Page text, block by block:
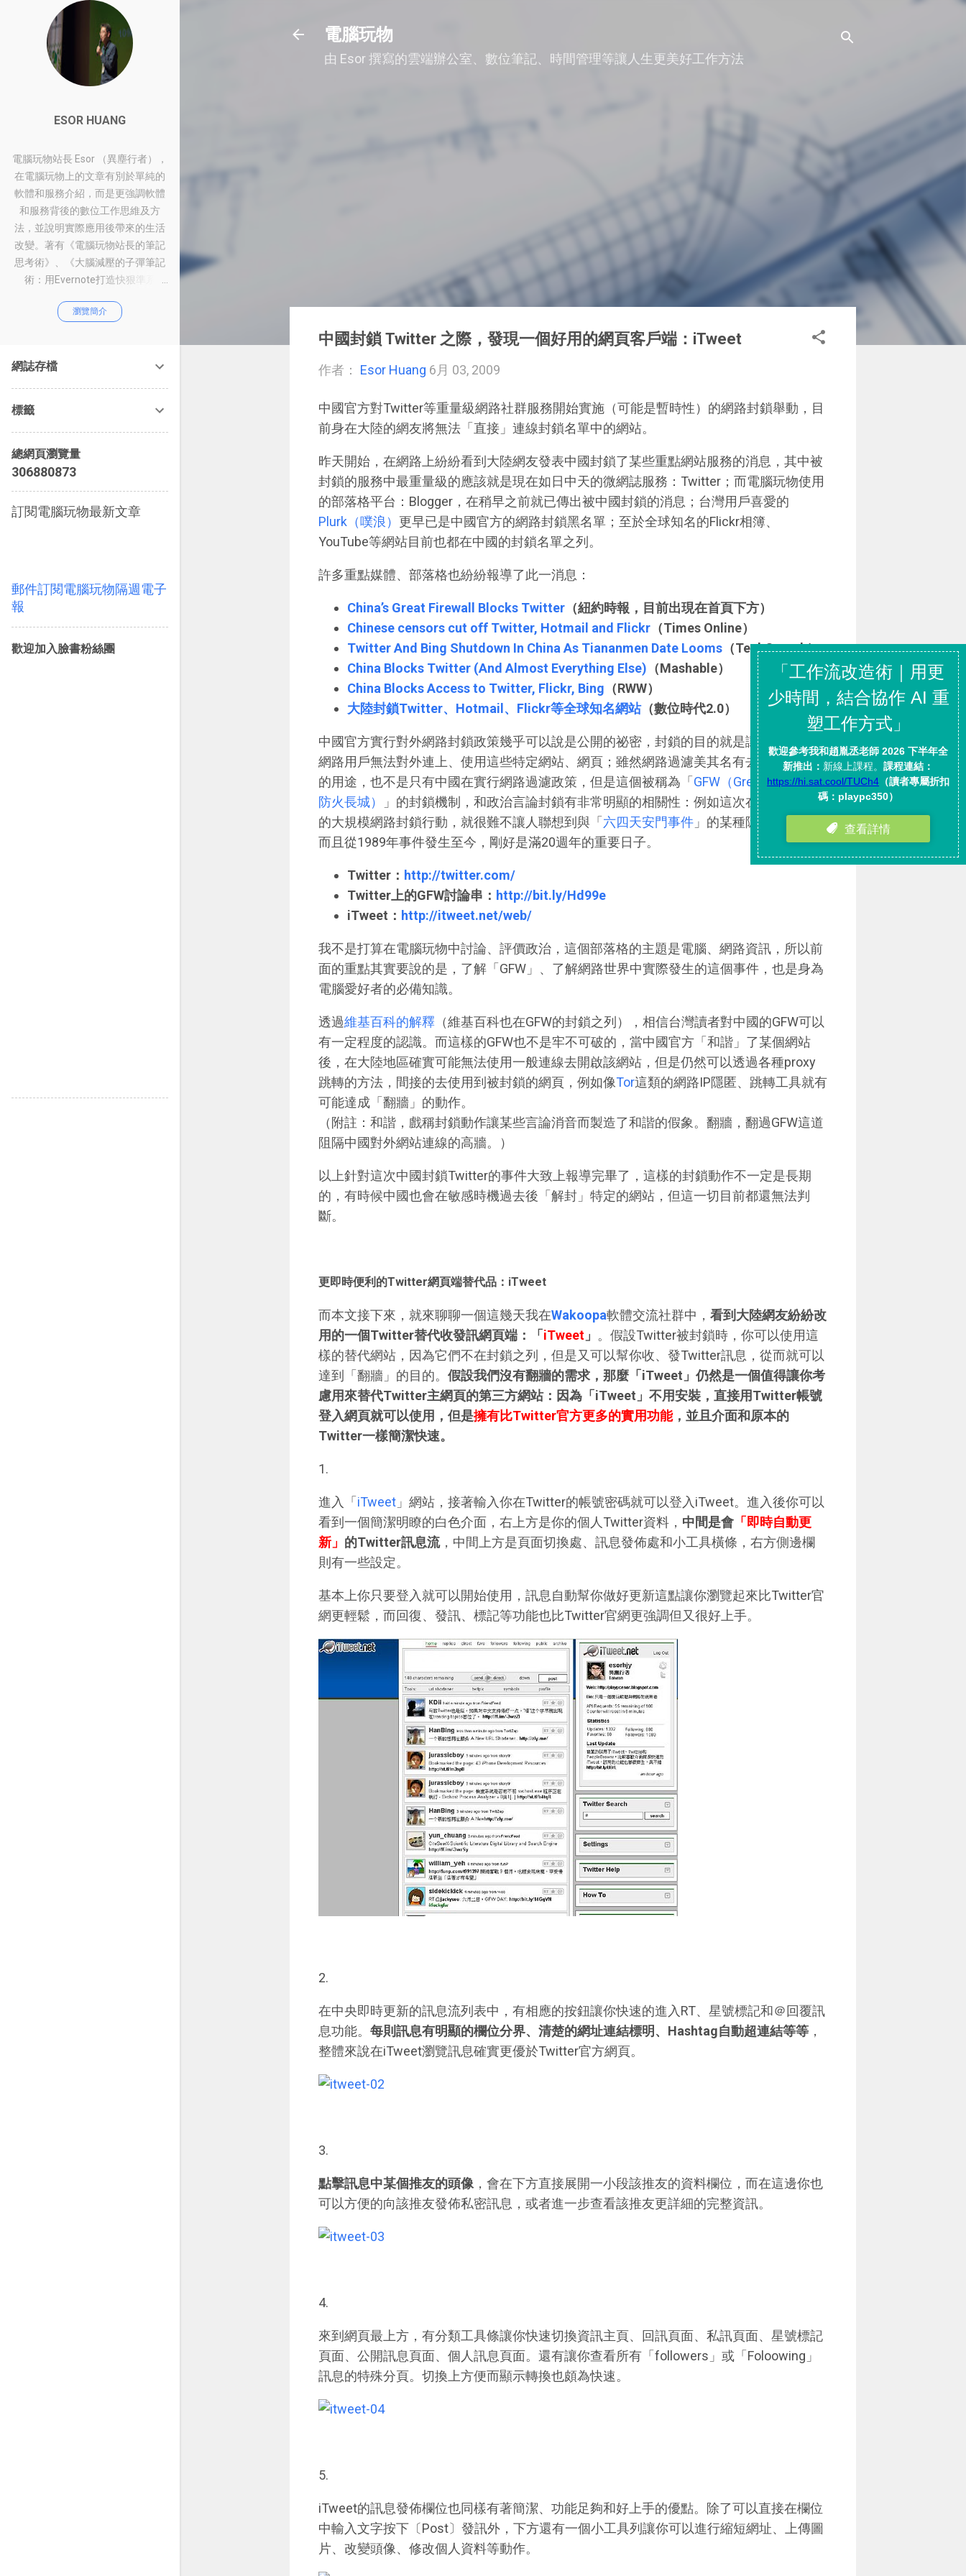
電腦玩物
由 Esor 撰寫的雲端辦公室、數位筆記、時間管理等讓人生更美好工作方法
中國封鎖 Twitter 之際，發現一個好用的網頁客戶端：iTweet
作者： Esor Huang 6月 03, 2009
中國官方對Twitter等重量級網路社群服務開始實施（可能是暫時性）的網路封鎖舉動，目
前身在大陸的網友將無法「直接」連線封鎖名單中的網站。
昨天開始，在網路上紛紛看到大陸網友發表中國封鎖了某些重點網站服務的消息，其中被
封鎖的服務中最重量級的應該就是現在如日中天的微網誌服務：Twitter；而電腦玩物使用
的部落格平台：Blogger，在稍早之前就已傳出被中國封鎖的消息；台灣用戶喜愛的
Plurk（噗浪） 更早已是中國官方的網路封鎖黑名單；至於全球知名的Flickr相簿、
YouTube等網站目前也都在中國的封鎖名單之列。
許多重點媒體、部落格也紛紛報導了此一消息：
China’s Great Firewall Blocks Twitter （紐約時報，目前出現在首頁下方）
Chinese censors cut off Twitter, Hotmail and Flickr （Times Online）
Twitter And Bing Shutdown In China As Tiananmen Date Looms （TechCrunch）
China Blocks Twitter (And Almost Everything Else) （Mashable）
China Blocks Access to Twitter, Flickr, Bing （RWW）
大陸封鎖Twitter、Hotmail、Flickr等全球知名網站（數位時代2.0）
中國官方實行對外網路封鎖政策幾乎可以說是公開的祕密，封鎖的目的就是讓處在大陸的
網路用戶無法對外連上、使用這些特定網站、網頁；雖然網路過濾美其名有去除不良訊息
的用途，也不是只有中國在實行網路過濾政策，但是這個被稱為「 GFW（Great FireWall，
防火長城）
」的封鎖機制，和政治言論封鎖有非常明顯的相關性：例如這次在6月初出現
的大規模網路封鎖行動，就很難不讓人聯想到與「 六四天安門事件 」的某種隱密的巧合，
而且從1989年事件發生至今，剛好是滿20週年的重要日子。
Twitter： http://twitter.com/
Twitter上的GFW討論串： http://bit.ly/Hd99e
iTweet： http://itweet.net/web/
我不是打算在電腦玩物中討論、評價政治，這個部落格的主題是電腦、網路資訊，所以前
面的重點其實要說的是，了解「GFW」、了解網路世界中實際發生的這個事件，也是身為
電腦愛好者的必備知識。
透過維基百科的解釋 （維基百科也在GFW的封鎖之列），相信台灣讀者對中國的GFW可以
有一定程度的認識。而這樣的GFW也不是牢不可破的，當中國官方「和諧」了某個網站
後，在大陸地區確實可能無法使用一般連線去開啟該網站，但是仍然可以透過各種proxy
跳轉的方法，間接的去使用到被封鎖的網頁，例如像Tor這類的網路IP隱匿、跳轉工具就有
可能達成「翻牆」的動作。
（附註：和諧，戲稱封鎖動作讓某些言論消音而製造了和諧的假象。翻牆，翻過GFW這道
阻隔中國對外網站連線的高牆。）
以上針對這次中國封鎖Twitter的事件大致上報導完畢了，這樣的封鎖動作不一定是長期
的，有時候中國也會在敏感時機過去後「解封」特定的網站，但這一切目前都還無法判
斷。
更即時便利的Twitter網頁端替代品：iTweet
而本文接下來，就來聊聊一個這幾天我在Wakoopa軟體交流社群中， 看到大陸網友紛紛改
用的一個Twitter替代收發訊網頁端：「 iTweet 」 。假設Twitter被封鎖時，你可以使用這
樣的替代網站，因為它們不在封鎖之列，但是又可以幫你收、發Twitter訊息，從而就可以
達到「翻牆」的目的。 假設我們沒有翻牆的需求，那麼「iTweet」仍然是一個值得讓你考
慮用來替代Twitter主網頁的第三方網站：因為「iTweet」不用安裝，直接用Twitter帳號
登入網頁就可以使用，但是擁有比Twitter官方更多的實用功能，並且介面和原本的
Twitter一樣簡潔快速。
1.
進入「 iTweet 」網站，接著輸入你在Twitter的帳號密碼就可以登入iTweet。進入後你可以
看到一個簡潔明瞭的白色介面，右上方是你的個人Twitter資料， 中間是會 「即時自動更
新」 的Twitter訊息流，中間上方是頁面切換處、訊息發佈處和小工具橫條，右方側邊欄
則有一些設定。
基本上你只要登入就可以開始使用，訊息自動幫你做好更新這點讓你瀏覽起來比Twitter官
網更輕鬆，而回復、發訊、標記等功能也比Twitter官網更強調但又很好上手。
2.
在中央即時更新的訊息流列表中，有相應的按鈕讓你快速的進入RT、星號標記和＠回覆訊
息功能。 每則訊息有明顯的欄位分界、清楚的網址連結標明、Hashtag自動超連結等等 ，
整體來說在iTweet瀏覽訊息確實更優於Twitter官方網頁。
3.
點擊訊息中某個推友的頭像 ，會在下方直接展開一小段該推友的資料欄位，而在這邊你也
可以方便的向該推友發佈私密訊息，或者進一步查看該推友更詳細的完整資訊。
4.
來到網頁最上方，有分類工具條讓你快速切換資訊主頁、回訊頁面、私訊頁面、星號標記
頁面、公開訊息頁面、個人訊息頁面。還有讓你查看所有「followers」或「Foloowing」
訊息的特殊分頁。切換上方便而顯示轉換也頗為快速。
5.
iTweet的訊息發佈欄位也同樣有著簡潔、功能足夠和好上手的優點。除了可以直接在欄位
中輸入文字按下〔Post〕發訊外，下方還有一個小工具列讓你可以進行縮短網址、上傳圖
片、改變頭像、修改個人資料等動作。
ESOR HUANG
電腦玩物站長 Esor （異塵行者），
在電腦玩物上的文章有別於單純的
軟體和服務介紹，而是更強調軟體
和服務背後的數位工作思維及方
法，並說明實際應用後帶來的生活
改變。著有《電腦玩物站長的筆記
思考術》、《大腦減壓的子彈筆記
術：用Evernote打造快狠準系
作術：從職場到人生的100個聰明
瀏覽簡介
網誌存檔
標籤
總網頁瀏覽量
306880873
訂閱電腦玩物最新文章
郵件訂閱電腦玩物隔週電子
報
歡迎加入臉書粉絲團